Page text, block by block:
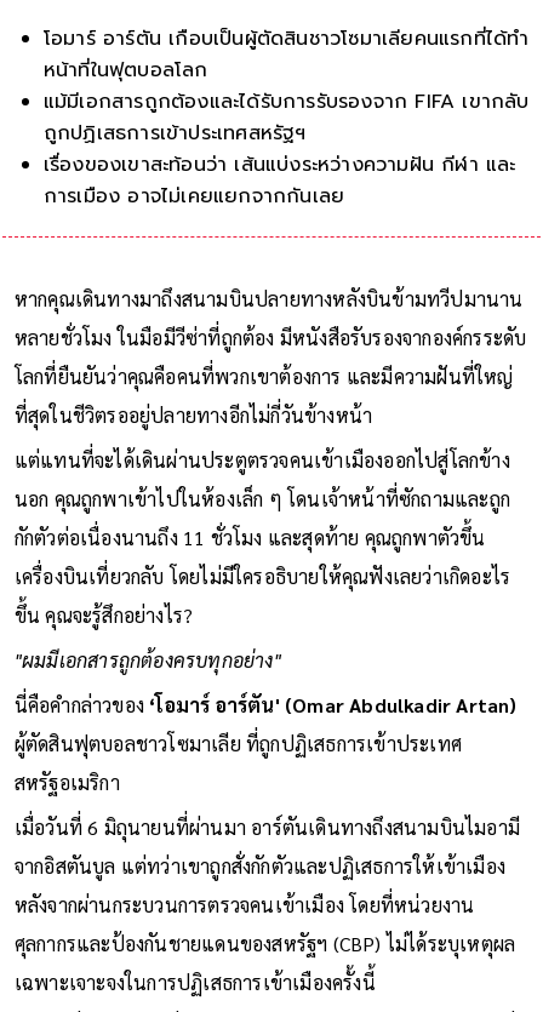
โอมาร์ อาร์ตัน เกือบเป็นผู้ตัดสินชาวโซมาเลียคนแรกที่ได้ทำ
หน้าที่ในฟุตบอลโลก
แม้มีเอกสารถูกต้องและได้รับการรับรองจาก FIFA เขากลับ
ถูกปฏิเสธการเข้าประเทศสหรัฐฯ
เรื่องของเขาสะท้อนว่า เส้นแบ่งระหว่างความฝัน กีฬา และ
การเมือง อาจไม่เคยแยกจากกันเลย
หากคุณเดินทางมาถึงสนามบินปลายทางหลังบินข้ามทวีปมานาน
หลายชั่วโมง ในมือมีวีซ่าที่ถูกต้อง มีหนังสือรับรองจากองค์กรระดับ
โลกที่ยืนยันว่าคุณคือคนที่พวกเขาต้องการ และมีความฝันที่ใหญ่
ที่สุดในชีวิตรออยู่ปลายทางอีกไม่กี่วันข้างหน้า
แต่แทนที่จะได้เดินผ่านประตูตรวจคนเข้าเมืองออกไปสู่โลกข้าง
นอก คุณถูกพาเข้าไปในห้องเล็ก ๆ โดนเจ้าหน้าที่ซักถามและถูก
กักตัวต่อเนื่องนานถึง 11 ชั่วโมง และสุดท้าย คุณถูกพาตัวขึ้น
เครื่องบินเที่ยวกลับ โดยไม่มีใครอธิบายให้คุณฟังเลยว่าเกิดอะไร
ขึ้น คุณจะรู้สึกอย่างไร?
"ผมมีเอกสารถูกต้องครบทุกอย่าง"
นี่คือคำกล่าวของ ‘โอมาร์ อาร์ตัน' (Omar Abdulkadir Artan)
ผู้ตัดสินฟุตบอลชาวโซมาเลีย ที่ถูกปฏิเสธการเข้าประเทศ
สหรัฐอเมริกา
เมื่อวันที่ 6 มิถุนายนที่ผ่านมา อาร์ตันเดินทางถึงสนามบินไมอามี
จากอิสตันบูล แต่ทว่าเขาถูกสั่งกักตัวและปฏิเสธการให้เข้าเมือง
หลังจากผ่านกระบวนการตรวจคนเข้าเมือง โดยที่หน่วยงาน
ศุลกากรและป้องกันชายแดนของสหรัฐฯ (CBP) ไม่ได้ระบุเหตุผล
เฉพาะเจาะจงในการปฏิเสธการเข้าเมืองครั้งนี้